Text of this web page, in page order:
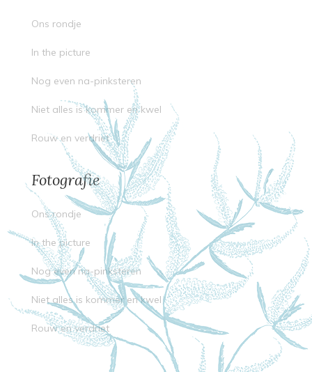
Ons rondje
In the picture
Nog even na-pinksteren
Niet alles is kommer en kwel
Rouw en verdriet
Fotografie
Ons rondje
In the picture
Nog even na-pinksteren
Niet alles is kommer en kwel
Rouw en verdriet